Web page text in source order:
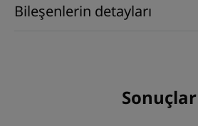
Bileşenlerin detayları
Sonuçlar